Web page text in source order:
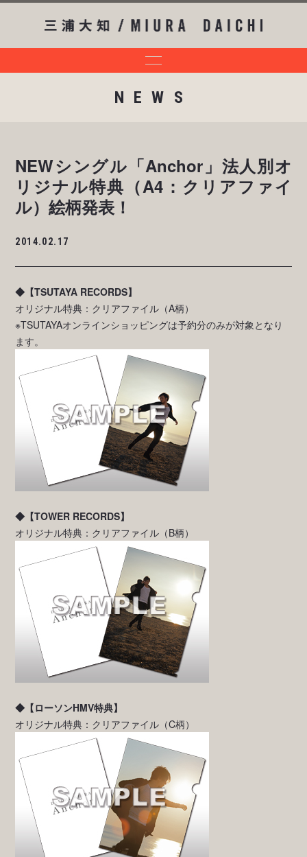
NEWS
NEWシングル「Anchor」法人別オ
リジナル特典（A4：クリアファイ
ル）絵柄発表！
2014.02.17
◆【TSUTAYA RECORDS】
オリジナル特典：クリアファイル（A柄）
※TSUTAYAオンラインショッピングは予約分のみが対象となり
ます。
◆【TOWER RECORDS】
オリジナル特典：クリアファイル（B柄）
◆【ローソンHMV特典】
オリジナル特典：クリアファイル（C柄）